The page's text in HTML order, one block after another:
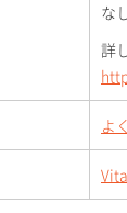
な
詳
よ